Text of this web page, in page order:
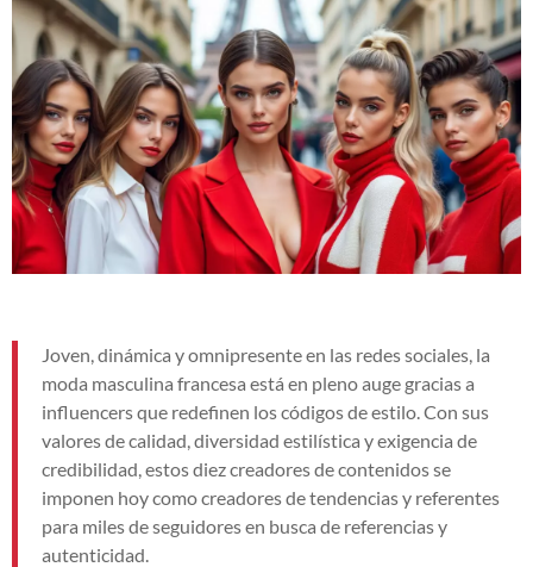
Joven, dinámica y omnipresente en las redes sociales, la
moda masculina francesa está en pleno auge gracias a
influencers que redefinen los códigos de estilo. Con sus
valores de calidad, diversidad estilística y exigencia de
credibilidad, estos diez creadores de contenidos se
imponen hoy como creadores de tendencias y referentes
para miles de seguidores en busca de referencias y
autenticidad.